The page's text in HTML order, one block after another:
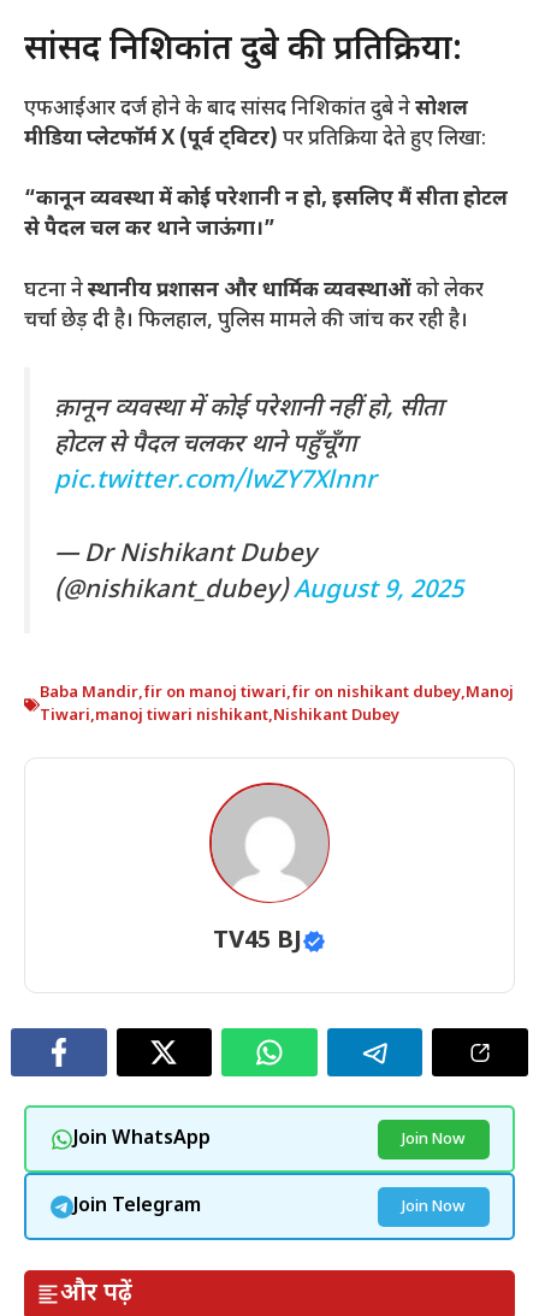
सांसद निशिकांत दुबे की प्रतिक्रिया:
एफआईआर दर्ज होने के बाद सांसद निशिकांत दुबे नेसोशल
मीडिया प्लेटफॉर्म X (पूर्व ट्विटर) पर प्रतिक्रिया देते हुए लिखा:
“कानून व्यवस्था में कोई परेशानी न हो, इसलिए मैं सीता होटल
से पैदल चल कर थाने जाऊंगा।”
घटना नेस्थानीय प्रशासन और धार्मिक व्यवस्थाओंको लेकर
चर्चा छेड़ दी है। फिलहाल, पुलिस मामले की जांच कर रही है।
क़ानून व्यवस्था में कोई परेशानी नहीं हो, सीता
होटल से पैदल चलकर थाने पहुँचूँगा
pic.twitter.com/lwZY7Xlnnr
— Dr Nishikant Dubey
(@nishikant_dubey)August 9, 2025
Baba Mandir,fir on manoj tiwari,fir on nishikant dubey,Manoj
Tiwari,manoj tiwari nishikant,Nishikant Dubey
TV45 BJ
Join WhatsApp Join Now
Join Telegram Join Now
और पढ़ें